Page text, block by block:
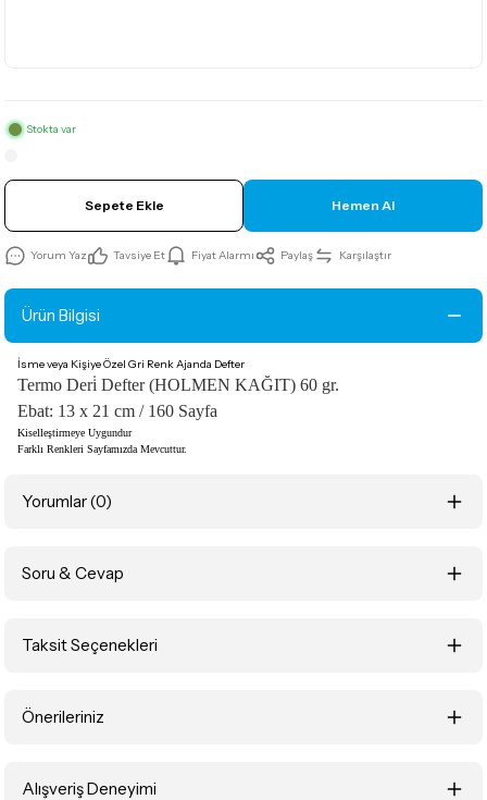
Stokta var
Sepete Ekle Hemen Al
Yorum Yaz Tavsiye Et Fiyat Alarmı Paylaş Karşılaştır
Ürün Bilgisi
İsme veya Kişiye Özel Gri Renk Ajanda Defter
Termo Deri̇ Defter (HOLMEN KAĞIT) 60 gr.
Ebat: 13 x 21 cm / 160 Sayfa
Kiselleştirmeye Uygundur
Farklı Renkleri Sayfamızda Mevcuttur.
Yorumlar (0)
Soru & Cevap
Taksit Seçenekleri
Önerileriniz
yetersiz gördüğünüz noktaları öneri formunu kullanarak tarafımıza
Alışveriş Deneyimi